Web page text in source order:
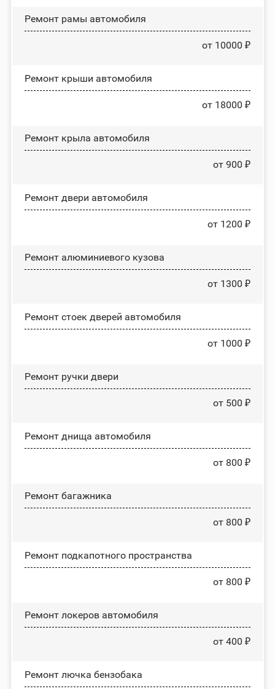
Ремонт рамы автомобиля
от 10000 ₽
Ремонт крыши автомобиля
от 18000 ₽
Ремонт крыла автомобиля
от 900 ₽
Ремонт двери автомобиля
от 1200 ₽
Ремонт алюминиевого кузова
от 1300 ₽
Ремонт стоек дверей автомобиля
от 1000 ₽
Ремонт ручки двери
от 500 ₽
Ремонт днища автомобиля
от 800 ₽
Ремонт багажника
от 800 ₽
Ремонт подкапотного пространства
от 800 ₽
Ремонт лoĸepoв автомобиля
от 400 ₽
Ремонт лючка бензобака